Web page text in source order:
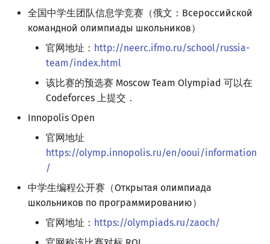
全国中学生团队信息学竞赛（俄文：Всероссийской
командной олимпиады школьников）
官网地址： http://neerc.ifmo.ru/school/russia-
team/index.html
该比赛的预选赛 Moscow Team Olympiad 可以在
Codeforces 上提交．
Innopolis Open
官网地址
https://olymp.innopolis.ru/en/ooui/information
/
中学生编程公开赛（Открытая олимпиада
школьников по программированию）
官网地址： https://olympiads.ru/zaoch/